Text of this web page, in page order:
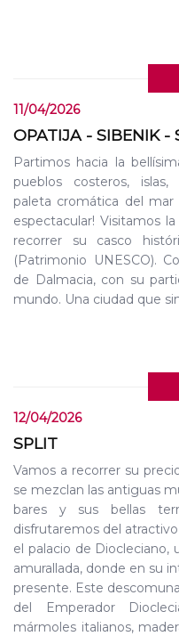
11/04/2026
OPATIJA - SIBENIK -
Partimos hacia la
pueblos costeros,
paleta cromática del
espectacular! Visitamos
recorrer su casco
(Patrimonio UNESCO).
de Dalmacia, con su
mundo. Una ciudad que
12/04/2026
SPLIT
Vamos a recorrer su
se mezclan las antiguas
bares y sus bellas
disfrutaremos del
el palacio de Diocleciano,
amurallada, donde en su
presente. Este
del Emperador
mármoles italianos,